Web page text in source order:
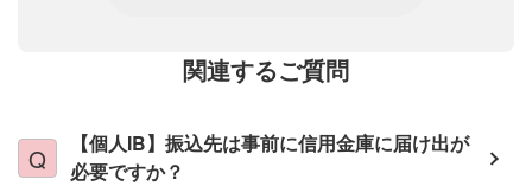
関連するご質問
【個人IB】振込先は事前に信用金庫に届け出が
必要ですか？